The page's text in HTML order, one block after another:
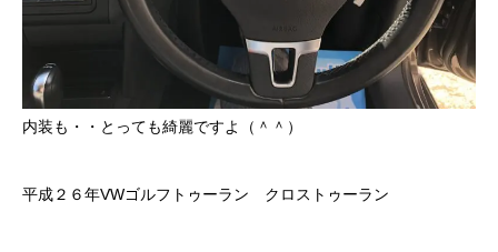
内装も・・とっても綺麗ですよ（＾＾）
平成２６年VWゴルフトゥーラン クロストゥーラン